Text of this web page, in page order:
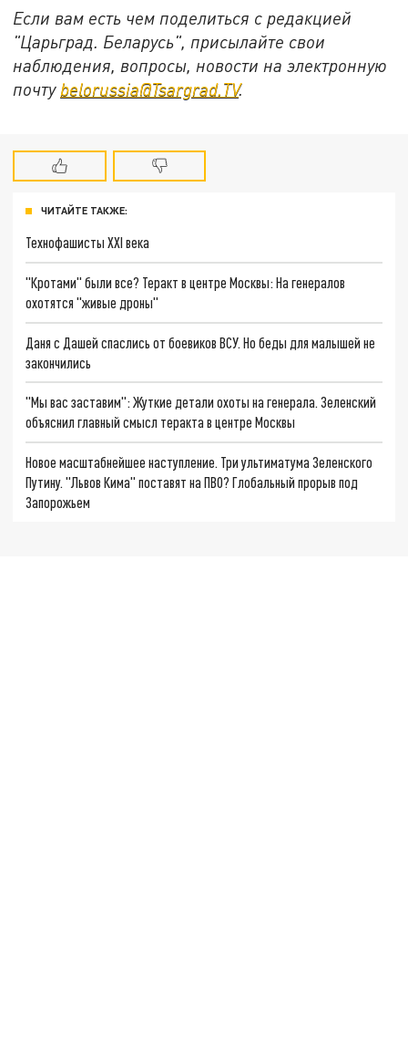
Если вам есть чем поделиться с редакцией
"Царьград. Беларусь", присылайте свои
наблюдения, вопросы, новости на электронную
почту belorussia@Tsargrad.TV.
ЧИТАЙТЕ ТАКЖЕ:
Технофашисты XXI века
"Кротами" были все? Теракт в центре Москвы: На генералов
охотятся "живые дроны"
Даня с Дашей спаслись от боевиков ВСУ. Но беды для малышей не
закончились
"Мы вас заставим": Жуткие детали охоты на генерала. Зеленский
объяснил главный смысл теракта в центре Москвы
Новое масштабнейшее наступление. Три ультиматума Зеленского
Путину. "Львов Кима" поставят на ПВО? Глобальный прорыв под
Запорожьем